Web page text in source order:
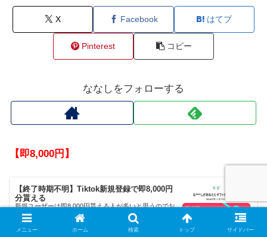
X Facebook はてブ
Pinterest コピー
ななしをフォローする
【即8,000円】
【終了時期不明】Tiktok新規登録で即8,000円
分貰える
新規ユーザーは即8,000円貰える人が多いと思うのでお
気軽に是非。（広告出なくなったら記事消します。）
2026.06.30
メニュー ホーム 検索 トップ サイドバー